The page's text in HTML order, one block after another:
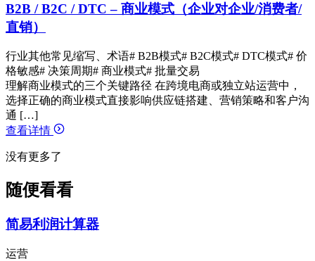
B2B / B2C / DTC – 商业模式（企业对企业/消费者/
直销）
行业其他常见缩写、术语# B2B模式# B2C模式# DTC模式# 价
格敏感# 决策周期# 商业模式# 批量交易
理解商业模式的三个关键路径 在跨境电商或独立站运营中，
选择正确的商业模式直接影响供应链搭建、营销策略和客户沟
通 […]
查看详情
没有更多了
随便看看
简易利润计算器
运营